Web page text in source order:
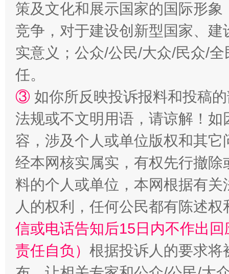
策及文化和展示国家的国际形
竞争，对于建设创新型国家、
实意义；公众/公民/大众/民众/
任。
③ 如你所反映投诉报料和投稿
法规或不文明用语，请谅解！
容，涉及个人或单位版权和其它
经本网核实属实，有权先行撤
料的个人或单位，本网根据有
人的权利，任何公民都有陈述
信或电话告知后15日内不作出
责任自负） 根据投诉人的要求将